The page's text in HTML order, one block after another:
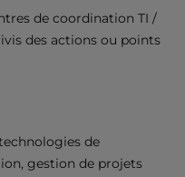
de coordination TI /
des actions ou points
de
gestion de projets